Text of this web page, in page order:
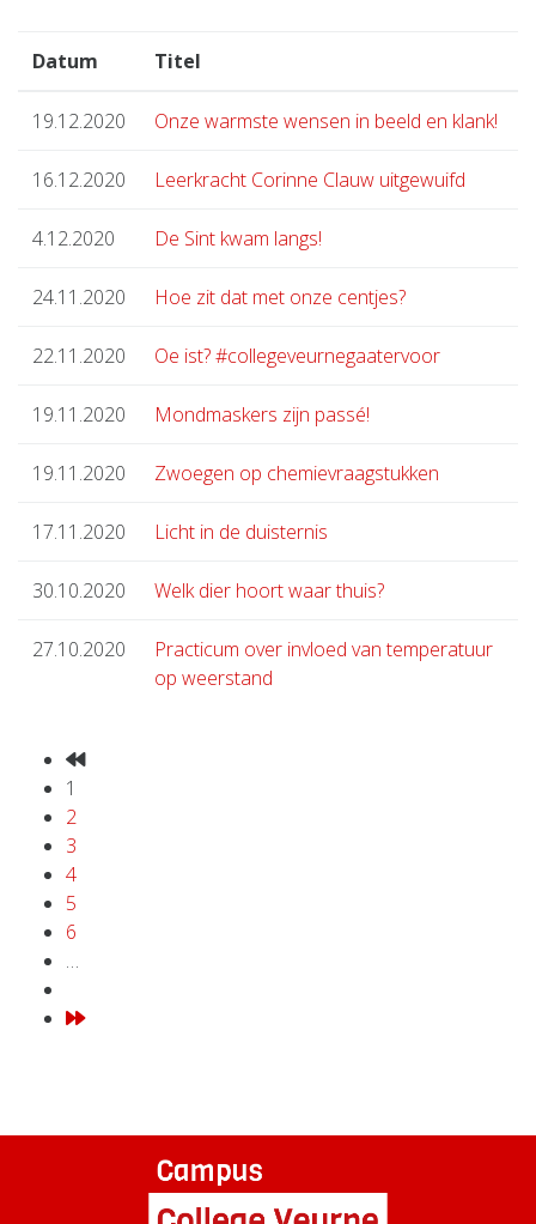
Datum Titel
19.12.2020 Onze warmste wensen in beeld en klank!
16.12.2020 Leerkracht Corinne Clauw uitgewuifd
4.12.2020 De Sint kwam langs!
24.11.2020 Hoe zit dat met onze centjes?
22.11.2020 Oe ist? #collegeveurnegaatervoor
19.11.2020 Mondmaskers zijn passé!
19.11.2020 Zwoegen op chemievraagstukken
17.11.2020 Licht in de duisternis
30.10.2020 Welk dier hoort waar thuis?
27.10.2020
Practicum over invloed van temperatuur
op weerstand
1
2
3
4
5
6
…